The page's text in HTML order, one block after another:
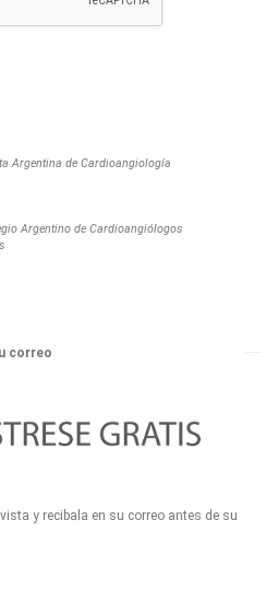
Argentina de Cardioangiología
Argentino de Cardioangiólogos
correo
y recibala en su correo antes de su